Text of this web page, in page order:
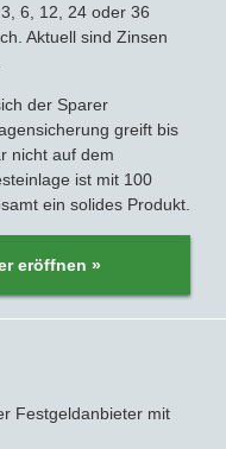
6, 12, 24 oder 36
Aktuell sind Zinsen
der Sparer
greift bis
nicht auf dem
ist mit 100
ein solides Produkt.
eröffnen »
Festgeldanbieter mit